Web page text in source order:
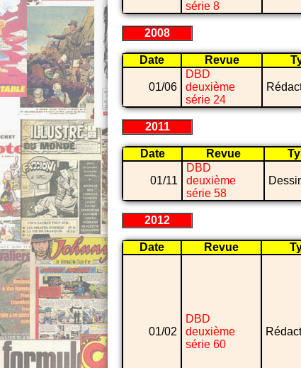
série 8
2008
Date Revue
01/06
DBD
deuxième
série 24
2011
Date Revue
01/11
DBD
deuxième
série 58
2012
Date Revue
01/02
DBD
deuxième
série 60